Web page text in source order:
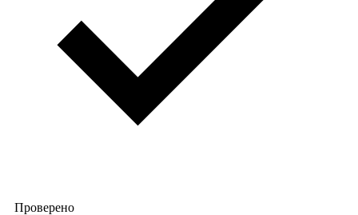
Проверено